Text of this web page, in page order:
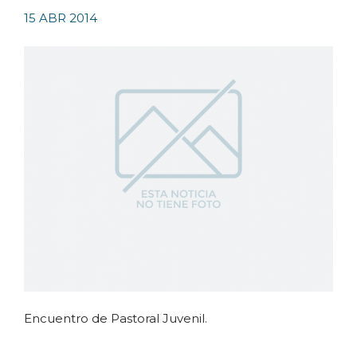
15 ABR 2014
Encuentro de Pastoral Juvenil.